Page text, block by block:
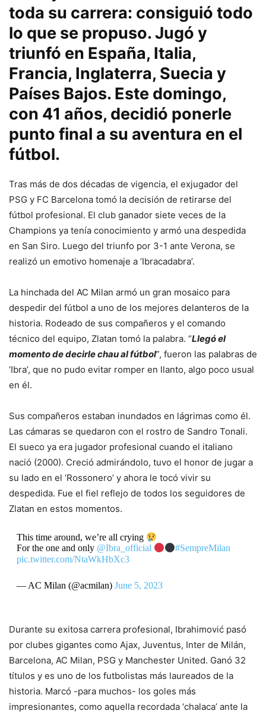
toda su carrera: consiguió todo
lo que se propuso. Jugó y
triunfó en España, Italia,
Francia, Inglaterra, Suecia y
Países Bajos. Este domingo,
con 41 años, decidió ponerle
punto final a su aventura en el
fútbol.
Tras más de dos décadas de vigencia, el exjugador del
PSG y FC Barcelona tomó la decisión de retirarse del
fútbol profesional. El club ganador siete veces de la
Champions ya tenía conocimiento y armó una despedida
en San Siro. Luego del triunfo por 3-1 ante Verona, se
realizó un emotivo homenaje a ‘Ibracadabra’.
La hinchada del AC Milan armó un gran mosaico para
despedir del fútbol a uno de los mejores delanteros de la
historia. Rodeado de sus compañeros y el comando
técnico del equipo, Zlatan tomó la palabra. “Llegó el
momento de decirle chau al fútbol”, fueron las palabras de
‘Ibra’, que no pudo evitar romper en llanto, algo poco usual
en él.
Sus compañeros estaban inundados en lágrimas como él.
Las cámaras se quedaron con el rostro de Sandro Tonali.
El sueco ya era jugador profesional cuando el italiano
nació (2000). Creció admirándolo, tuvo el honor de jugar a
su lado en el ‘Rossonero’ y ahora le tocó vivir su
despedida. Fue el fiel reflejo de todos los seguidores de
Zlatan en estos momentos.
This time around, we’re all crying
For the one and only @Ibra_official
#SempreMilan
pic.twitter.com/NtaWkHbXc3
— AC Milan (@acmilan) June 5, 2023
Durante su exitosa carrera profesional, Ibrahimović pasó
por clubes gigantes como Ajax, Juventus, Inter de Milán,
Barcelona, AC Milan, PSG y Manchester United. Ganó 32
títulos y es uno de los futbolistas más laureados de la
historia. Marcó -para muchos- los goles más
impresionantes, como aquella recordada ‘chalaca’ ante la